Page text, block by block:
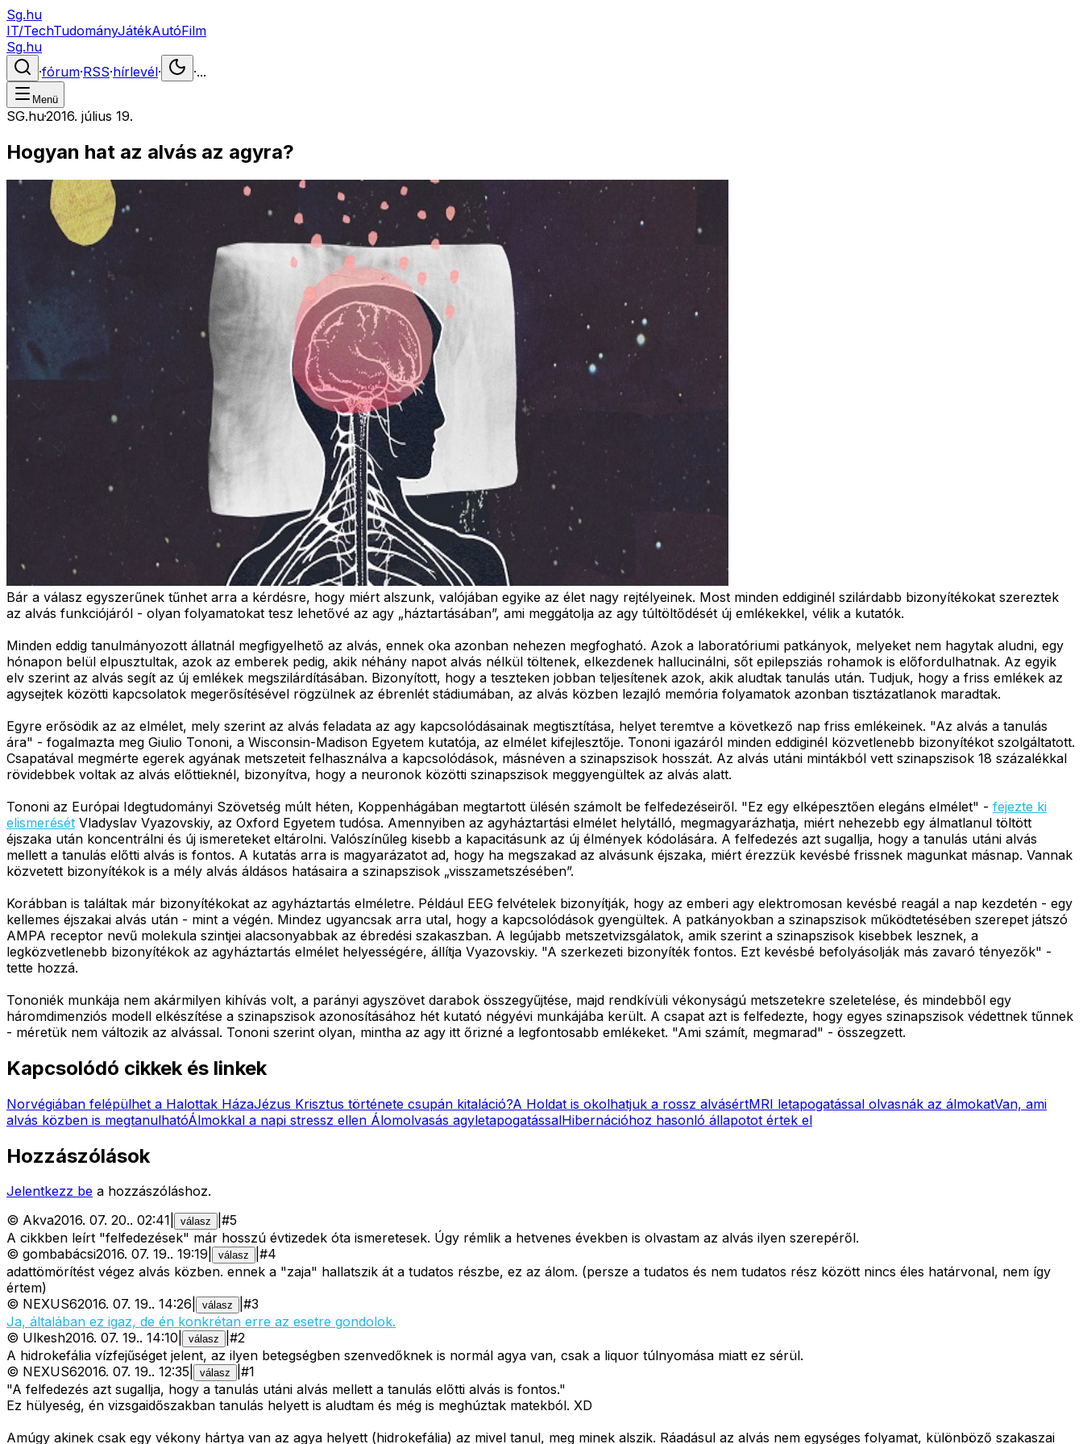
Sg.hu
IT/TechTudományJátékAutóFilm
Sg.hu
·fórum·RSS·hírlevél· ·...
Menü
SG.hu·2016. július 19.
Hogyan hat az alvás az agyra?
Bár a válasz egyszerűnek tűnhet arra a kérdésre, hogy miért alszunk, valójában egyike az élet nagy rejtélyeinek. Most minden eddiginél szilárdabb bizonyítékokat szereztek
az alvás funkciójáról - olyan folyamatokat tesz lehetővé az agy „háztartásában”, ami meggátolja az agy túltöltődését új emlékekkel, vélik a kutatók.
Minden eddig tanulmányozott állatnál megfigyelhető az alvás, ennek oka azonban nehezen megfogható. Azok a laboratóriumi patkányok, melyeket nem hagytak aludni, egy
hónapon belül elpusztultak, azok az emberek pedig, akik néhány napot alvás nélkül töltenek, elkezdenek hallucinálni, sőt epilepsziás rohamok is előfordulhatnak. Az egyik
elv szerint az alvás segít az új emlékek megszilárdításában. Bizonyított, hogy a teszteken jobban teljesítenek azok, akik aludtak tanulás után. Tudjuk, hogy a friss emlékek az
agysejtek közötti kapcsolatok megerősítésével rögzülnek az ébrenlét stádiumában, az alvás közben lezajló memória folyamatok azonban tisztázatlanok maradtak.
Egyre erősödik az az elmélet, mely szerint az alvás feladata az agy kapcsolódásainak megtisztítása, helyet teremtve a következő nap friss emlékeinek. "Az alvás a tanulás
ára" - fogalmazta meg Giulio Tononi, a Wisconsin-Madison Egyetem kutatója, az elmélet kifejlesztője. Tononi igazáról minden eddiginél közvetlenebb bizonyítékot szolgáltatott.
Csapatával megmérte egerek agyának metszeteit felhasználva a kapcsolódások, másnéven a szinapszisok hosszát. Az alvás utáni mintákból vett szinapszisok 18 százalékkal
rövidebbek voltak az alvás előttieknél, bizonyítva, hogy a neuronok közötti szinapszisok meggyengültek az alvás alatt.
Tononi az Európai Idegtudományi Szövetség múlt héten, Koppenhágában megtartott ülésén számolt be felfedezéseiről. "Ez egy elképesztően elegáns elmélet" - fejezte ki
elismerését Vladyslav Vyazovskiy, az Oxford Egyetem tudósa. Amennyiben az agyháztartási elmélet helytálló, megmagyarázhatja, miért nehezebb egy álmatlanul töltött
éjszaka után koncentrálni és új ismereteket eltárolni. Valószínűleg kisebb a kapacitásunk az új élmények kódolására. A felfedezés azt sugallja, hogy a tanulás utáni alvás
mellett a tanulás előtti alvás is fontos. A kutatás arra is magyarázatot ad, hogy ha megszakad az alvásunk éjszaka, miért érezzük kevésbé frissnek magunkat másnap. Vannak
közvetett bizonyítékok is a mély alvás áldásos hatásaira a szinapszisok „visszametszésében”.
Korábban is találtak már bizonyítékokat az agyháztartás elméletre. Például EEG felvételek bizonyítják, hogy az emberi agy elektromosan kevésbé reagál a nap kezdetén - egy
kellemes éjszakai alvás után - mint a végén. Mindez ugyancsak arra utal, hogy a kapcsolódások gyengültek. A patkányokban a szinapszisok működtetésében szerepet játszó
AMPA receptor nevű molekula szintjei alacsonyabbak az ébredési szakaszban. A legújabb metszetvizsgálatok, amik szerint a szinapszisok kisebbek lesznek, a
legközvetlenebb bizonyítékok az agyháztartás elmélet helyességére, állítja Vyazovskiy. "A szerkezeti bizonyíték fontos. Ezt kevésbé befolyásolják más zavaró tényezők" -
tette hozzá.
Tononiék munkája nem akármilyen kihívás volt, a parányi agyszövet darabok összegyűjtése, majd rendkívüli vékonyságú metszetekre szeletelése, és mindebből egy
háromdimenziós modell elkészítése a szinapszisok azonosításához hét kutató négyévi munkájába került. A csapat azt is felfedezte, hogy egyes szinapszisok védettnek tűnnek
- méretük nem változik az alvással. Tononi szerint olyan, mintha az agy itt őrizné a legfontosabb emlékeket. "Ami számít, megmarad" - összegzett.
Kapcsolódó cikkek és linkek
Norvégiában felépülhet a Halottak HázaJézus Krisztus története csupán kitaláció?A Holdat is okolhatjuk a rossz alvásértMRI letapogatással olvasnák az álmokatVan, ami
alvás közben is megtanulhatóÁlmokkal a napi stressz ellen Álomolvasás agyletapogatássalHibernációhoz hasonló állapotot értek el
Hozzászólások
Jelentkezz be a hozzászóláshoz.
© Akva2016. 07. 20.. 02:41 válasz #5
A cikkben leírt "felfedezések" már hosszú évtizedek óta ismeretesek. Úgy rémlik a hetvenes években is olvastam az alvás ilyen szerepéről.
© gombabácsi2016. 07. 19.. 19:19 válasz #4
adattömörítést végez alvás közben. ennek a "zaja" hallatszik át a tudatos részbe, ez az álom. (persze a tudatos és nem tudatos rész között nincs éles határvonal, nem így
értem)
© NEXUS62016. 07. 19.. 14:26 válasz #3
Ja, általában ez igaz, de én konkrétan erre az esetre gondolok.
© Ulkesh2016. 07. 19.. 14:10 válasz #2
A hidrokefália vízfejűséget jelent, az ilyen betegségben szenvedőknek is normál agya van, csak a liquor túlnyomása miatt ez sérül.
© NEXUS62016. 07. 19.. 12:35 válasz #1
"A felfedezés azt sugallja, hogy a tanulás utáni alvás mellett a tanulás előtti alvás is fontos."
Ez hülyeség, én vizsgaidőszakban tanulás helyett is aludtam és még is meghúztak matekból. XD
Amúgy akinek csak egy vékony hártya van az agya helyett (hidrokefália) az mivel tanul, meg minek alszik. Ráadásul az alvás nem egységes folyamat, különböző szakaszai